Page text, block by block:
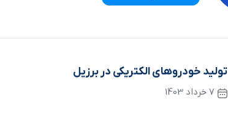
تولید خودروهای الکتریکی در برزیل
7 خرداد 1403